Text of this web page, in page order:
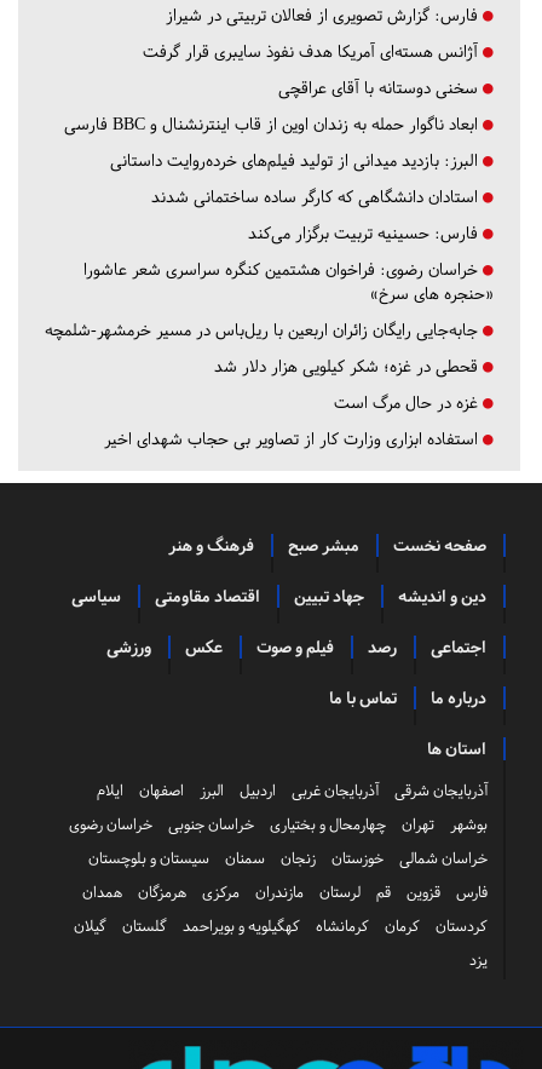
فارس: گزارش تصویری از فعالان تربیتی در شیراز
آژانس هسته‌ای آمریکا هدف نفوذ سایبری قرار گرفت
سخنی دوستانه با آقای عراقچی
ابعاد ناگوار حمله به زندان اوین از قاب اینترنشنال و BBC فارسی
البرز: بازدید میدانی از تولید فیلم‌های خرده‌روایت داستانی
استادان دانشگاهی که کارگر ساده ساختمانی شدند
فارس: حسینیه تربیت برگزار می‌کند
خراسان رضوی: فراخوان هشتمین کنگره سراسری شعر عاشورا
«حنجره های سرخ»
جابه‌جایی رایگان زائران اربعین با ریل‌باس در مسیر خرمشهر-شلمچه
قحطی در غزه؛ شکر کیلویی هزار دلار شد
غزه در حال مرگ است
استفاده ابزاری وزارت کار از تصاویر بی حجاب شهدای اخیر
صفحه نخست مبشر صبح فرهنگ و هنر
دین و اندیشه جهاد تبیین اقتصاد مقاومتی سیاسی
اجتماعی رصد فیلم و صوت عکس ورزشی
درباره ما تماس با ما
استان ها
آذربایجان شرقی آذربایجان غربی اردبیل البرز اصفهان
ایلام
بوشهر
تهران چهارمحال و بختیاری خراسان جنوبی
خراسان رضوی
خراسان شمالی
خوزستان زنجان سمنان
سیستان و بلوچستان
فارس
قزوین قم لرستان مازندران مرکزی هرمزگان
همدان
کردستان
کرمان کرمانشاه کهگیلویه و بویراحمد گلستان
گیلان
یزد